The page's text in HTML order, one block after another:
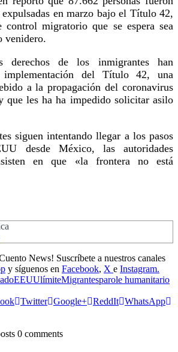
expulsadas en marzo bajo el Título 42,
control migratorio que se espera sea
venidero.
derechos de los inmigrantes han
del Título 42, una
a la propagación del coronavirus
que les ha ha impedido solicitar asilo
siguen intentando llegar a los pasos
desde México, las autoridades
en que «la frontera no está
News! Suscríbete a nuestros canales
y síguenos en Facebook, X e Instagram.
EEUUlímiteMigrantesparole humanitario
Twitter Google+ ReddIt WhatsApp
0 comments